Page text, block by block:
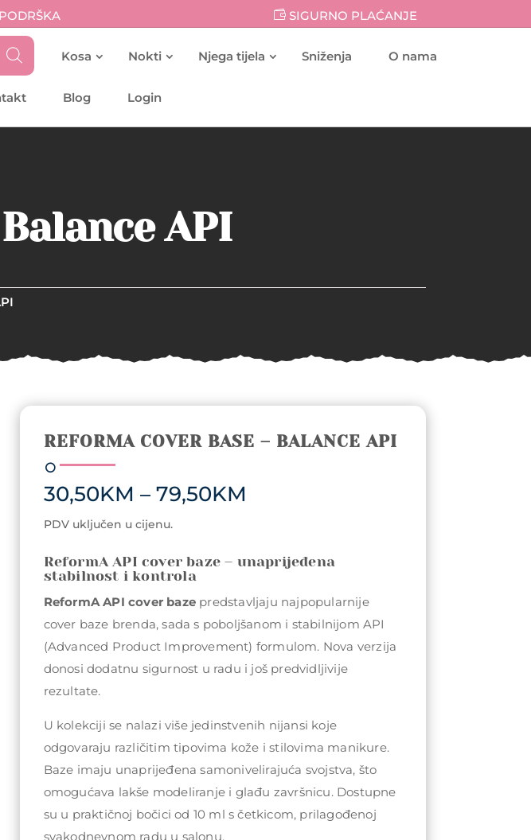
SIGURNO PLAĆANJE
Kosa Nokti Njega tijela Sniženja O nama
Blog Login
API
REFORMA COVER BASE – BALANCE API
30,50KM – 79,50KM
79,50KM
PDV uključen u cijenu.
ReformA API cover baze – unaprijeđena
stabilnost i kontrola
ReformA API cover baze predstavljaju najpopularnije
cover baze brenda, sada s poboljšanom i stabilnijom API
(Advanced Product Improvement) formulom. Nova verzija
donosi dodatnu sigurnost u radu i još predvidljivije
rezultate.
U kolekciji se nalazi više jedinstvenih nijansi koje
odgovaraju različitim tipovima kože i stilovima manikure.
Baze imaju unaprijeđena samonivelirajuća svojstva, što
omogućava lakše modeliranje i glađu završnicu. Dostupne
su u praktičnoj bočici od 10 ml s četkicom, prilagođenoj
svakodnevnom radu u salonu.